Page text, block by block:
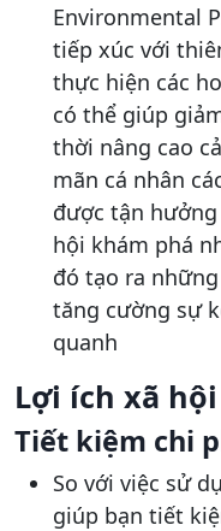
Environmental
tiếp xúc với
thực hiện các
có thể giúp
thời nâng cao
mãn cá nhân
được tận
hội khám phá
đó tạo ra
tăng cường sự
quanh
Lợi ích xã
Tiết kiệm chi
So với việc sử
giúp bạn tiết